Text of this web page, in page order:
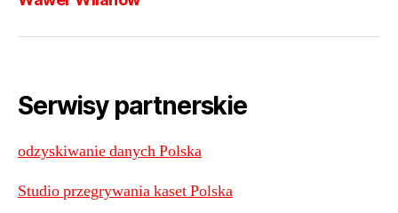
Serwisy partnerskie
odzyskiwanie danych Polska
Studio przegrywania kaset Polska